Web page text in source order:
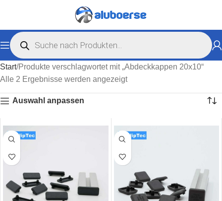
Start Produkte verschlagwortet mit „Abdeckkappen 20x10“
Alle 2 Ergebnisse werden angezeigt
Auswahl anpassen